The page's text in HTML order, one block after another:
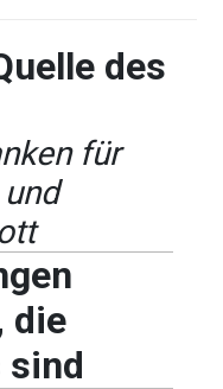
des
für
die
sind